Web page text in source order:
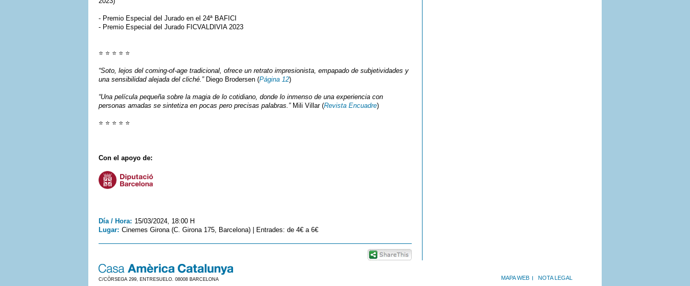
- Premio Especial del Jurado en el 24ª BAFICI
- Premio Especial del Jurado FICVALDIVIA 2023
⭐ ⭐ ⭐ ⭐ ⭐
“Soto, lejos del coming-of-age tradicional, ofrece un retrato impresionista, empapado de subjetividades y
una sensibilidad alejada del cliché.”Diego Brodersen (Página 12)
“Una película pequeña sobre la magia de lo cotidiano, donde lo inmenso de una experiencia con
personas amadas se sintetiza en pocas pero precisas palabras.”Mili Villar (Revista Encuadre)
⭐ ⭐ ⭐ ⭐ ⭐
Con el apoyo de:
Día / Hora: 15/03/2024, 18:00 H
Lugar: Cinemes Girona (C. Girona 175, Barcelona) | Entrades: de 4€ a 6€
MAPA WEB NOTA LEGAL
C/CÒRSEGA 299, ENTRESUELO. 08008 BARCELONA